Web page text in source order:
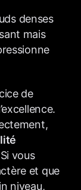
denses
mais
de
vous
et que
niveau,